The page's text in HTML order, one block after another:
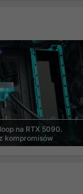
na RTX 5090.
kompromisów